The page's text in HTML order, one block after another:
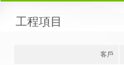
工程項目
客戶